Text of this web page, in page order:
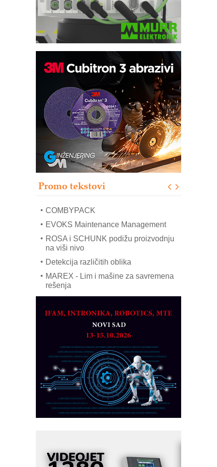
Promo tekstovi
Bezbednost na prvom mestu!
IB BLUMENAUER - više od 40 godina
poverenja u industriji
RMQ-TITAN ADVANCED INDICATOR
– Pametna signalizacija za efikasnije
upravljanje mašinama
Sigurnije ispitivanje transformatora u
solarnim elektranama i vetroparkovima
Pranje točkova na gradilištu- standard
modernog i odgovornog građenja
mrežnog pretvarača sa tečnim
COMBYPACK
EVOKS Maintenance Management
ROSA i SCHUNK podižu proizvodnju
na viši nivo
Detekcija različitih oblika
MAREX - Lim i mašine za savremena
rešenja
partner
CTO - Prilagodite svoju toplinsku
Razvoj asortimanskog pravca MINI-
PLC AKYTEC
AUKOM: Svetski standard metrologije
dostupan u Srbiji
MOTOMAN – NEXT-Robotika vođena
veštačkom inteligencijom
I.SAFE MOBILE revolucioniše
Fleksibilno stezanje i brzo
podešavanje u proizvodnji prototipova